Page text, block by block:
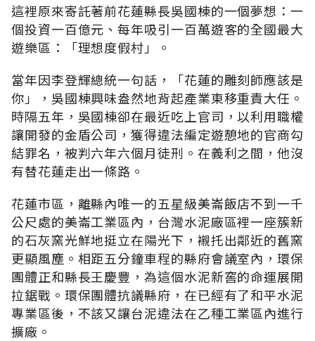
這裡原來寄託著前花蓮縣長吳國棟的一個夢想：一
個投資一百億元、每年吸引一百萬遊客的全國最大
遊樂區：「理想度假村」。
當年因李登輝總統一句話，「花蓮的雕刻師應該是
你」，吳國棟興味盎然地背起產業東移重責大任。
時隔五年，吳國棟卻在最近吃上官司，以利用職權
讓開發的金盾公司，獲得違法編定遊憩地的官商勾
結罪名，被判六年六個月徒刑。在義利之間，他沒
有替花蓮走出一條路。
花蓮市區，離縣內唯一的五星級美崙飯店不到一千
公尺處的美崙工業區內，台灣水泥廠區裡一座簇新
的石灰窯光鮮地挺立在陽光下，襯托出鄰近的舊窯
更顯風塵。相距五分鐘車程的縣府會議室內，環保
團體正和縣長王慶豐，為這個水泥新窖的命運展開
拉鋸戰。環保團體抗議縣府，在已經有了和平水泥
專業區後，不該又讓台泥違法在乙種工業區內進行
擴廠。